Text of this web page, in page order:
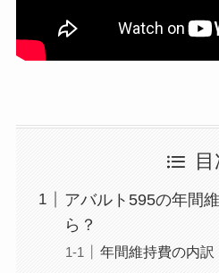
アバルト595の年間
ら？
年間維持費の内訳